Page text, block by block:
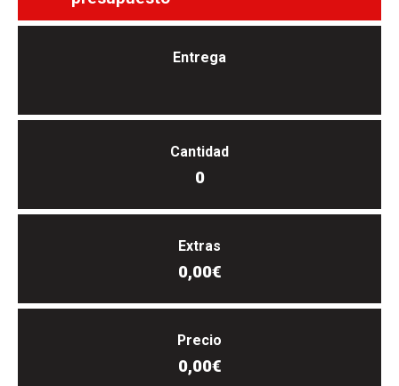
Entrega
Cantidad
0
Extras
0,00€
Precio
0,00€